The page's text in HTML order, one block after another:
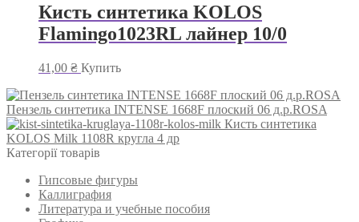
Кисть синтетика KOLOS
Flamingo1023RL лайнер 10/0
41,00 ₴ Купить
Пензель синтетика INTENSE 1668F плоский 06 д.р.ROSA
Кисть синтетика
KOLOS Milk 1108R кругла 4 др
Категорії товарів
Гипсовые фигуры
Каллиграфия
Литература и учебные пособия